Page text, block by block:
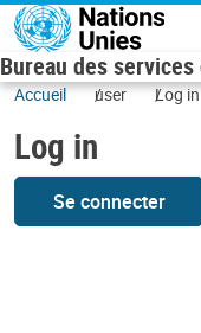
Skip to main content
Bureau des
Accueil user Log in
Log in
Se connecter